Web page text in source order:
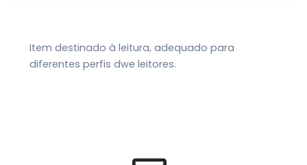
Item destinado à leitura, adequado para
diferentes perfis dwe leitores.